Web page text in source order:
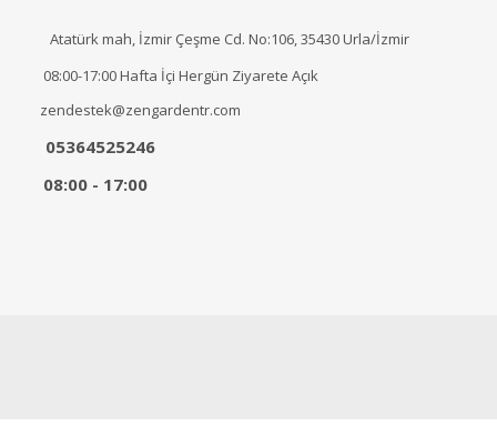
Atatürk mah, İzmir Çeşme Cd. No:106, 35430 Urla/İzmir
08:00-17:00 Hafta İçi Hergün Ziyarete Açık
zendestek@zengardentr.com
05364525246
08:00 - 17:00